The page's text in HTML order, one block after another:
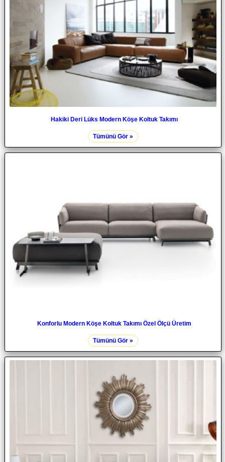
Hakiki Deri Lüks Modern Köşe Koltuk Takımı
Tümünü Gör »
Konforlu Modern Köşe Koltuk Takımı Özel Ölçü Üretim
Tümünü Gör »